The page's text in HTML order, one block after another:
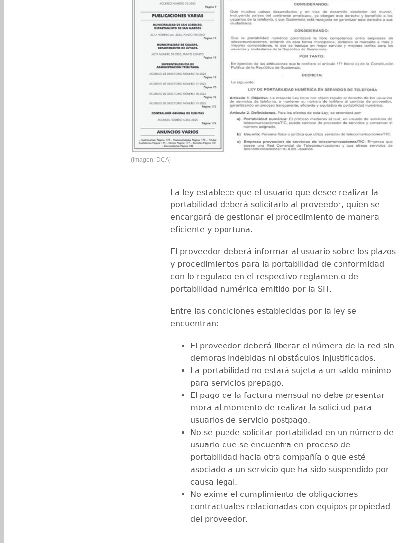
(Imagen: DCA)
La ley establece que el usuario que desee realizar la
portabilidad deberá solicitarlo al proveedor, quien se
encargará de gestionar el procedimiento de manera
eficiente y oportuna.
El proveedor deberá informar al usuario sobre los plazos
y procedimientos para la portabilidad de conformidad
con lo regulado en el respectivo reglamento de
portabilidad numérica emitido por la SIT.
Entre las condiciones establecidas por la ley se
encuentran:
El proveedor deberá liberar el número de la red sin
demoras indebidas ni obstáculos injustificados.
La portabilidad no estará sujeta a un saldo mínimo
para servicios prepago.
El pago de la factura mensual no debe presentar
mora al momento de realizar la solicitud para
usuarios de servicio postpago.
No se puede solicitar portabilidad en un número de
usuario que se encuentra en proceso de
portabilidad hacia otra compañía o que esté
asociado a un servicio que ha sido suspendido por
causa legal.
No exime el cumplimiento de obligaciones
contractuales relacionadas con equipos propiedad
del proveedor.